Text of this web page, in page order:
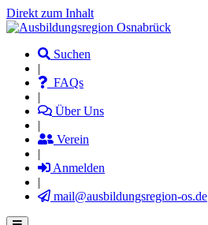
Direkt zum Inhalt
Suchen
|
FAQs
|
Über Uns
|
Verein
|
Anmelden
|
mail@ausbildungsregion-os.de